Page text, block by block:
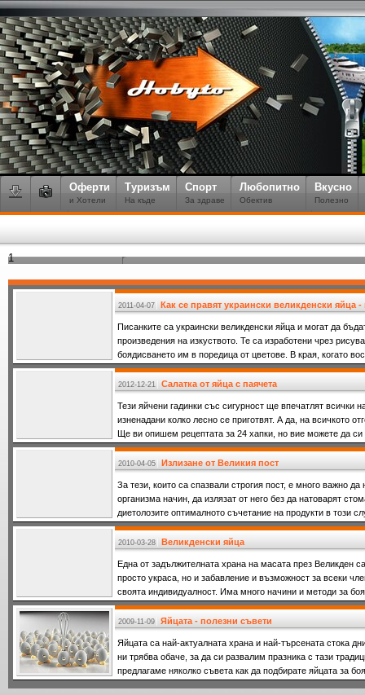
Оферти
и Хотели
Туризъм
На къде
Спорт
За здраве
Любопитно
Обектив
Вкусно
Полезно
1
2011-04-07 Как се правят украински великденски яйца
Писанките са украински великденски яйца и могат да
произведения на изкуството. Те са изработени чрез
боядисването им в поредица от цветове. В края, когато
изключителните моде
2012-12-21 Салатка от яйца с паячета
Тези яйчени гадинки със сигурност ще впечатлят всички
изненадани колко лесно се приготвят. А да, на всичкото
Ще ви опишем рецептата за 24 хапки, но вие можете да си
2010-04-05 Излизане от Великия пост
За тези, които са спазвали строгия пост, е много важно
организма начин, да излязат от него без да натоварят
диетолозите оптималното съчетание на продукти в този
2010-03-28 Великденски яйца
Една от задължителната храна на масата през Великден
просто украса, но и забавление и възможност за всеки
своята индивидуалност. Има много начини и методи за
2009-11-09 Яйцата - полезни съвети
Яйцата са най-актуалната храна и най-търсената стока
ни трябва обаче, за да си развалим празника с тази
предлагаме няколко съвета как да подбирате яйцата за